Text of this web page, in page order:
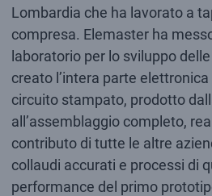
Lombardia che ha lavorato a
compresa. Elemaster ha
laboratorio per lo sviluppo
creato l’intera parte
circuito stampato, prodotto
all’assemblaggio completo,
contributo di tutte le altre
collaudi accurati e processi di
performance del primo